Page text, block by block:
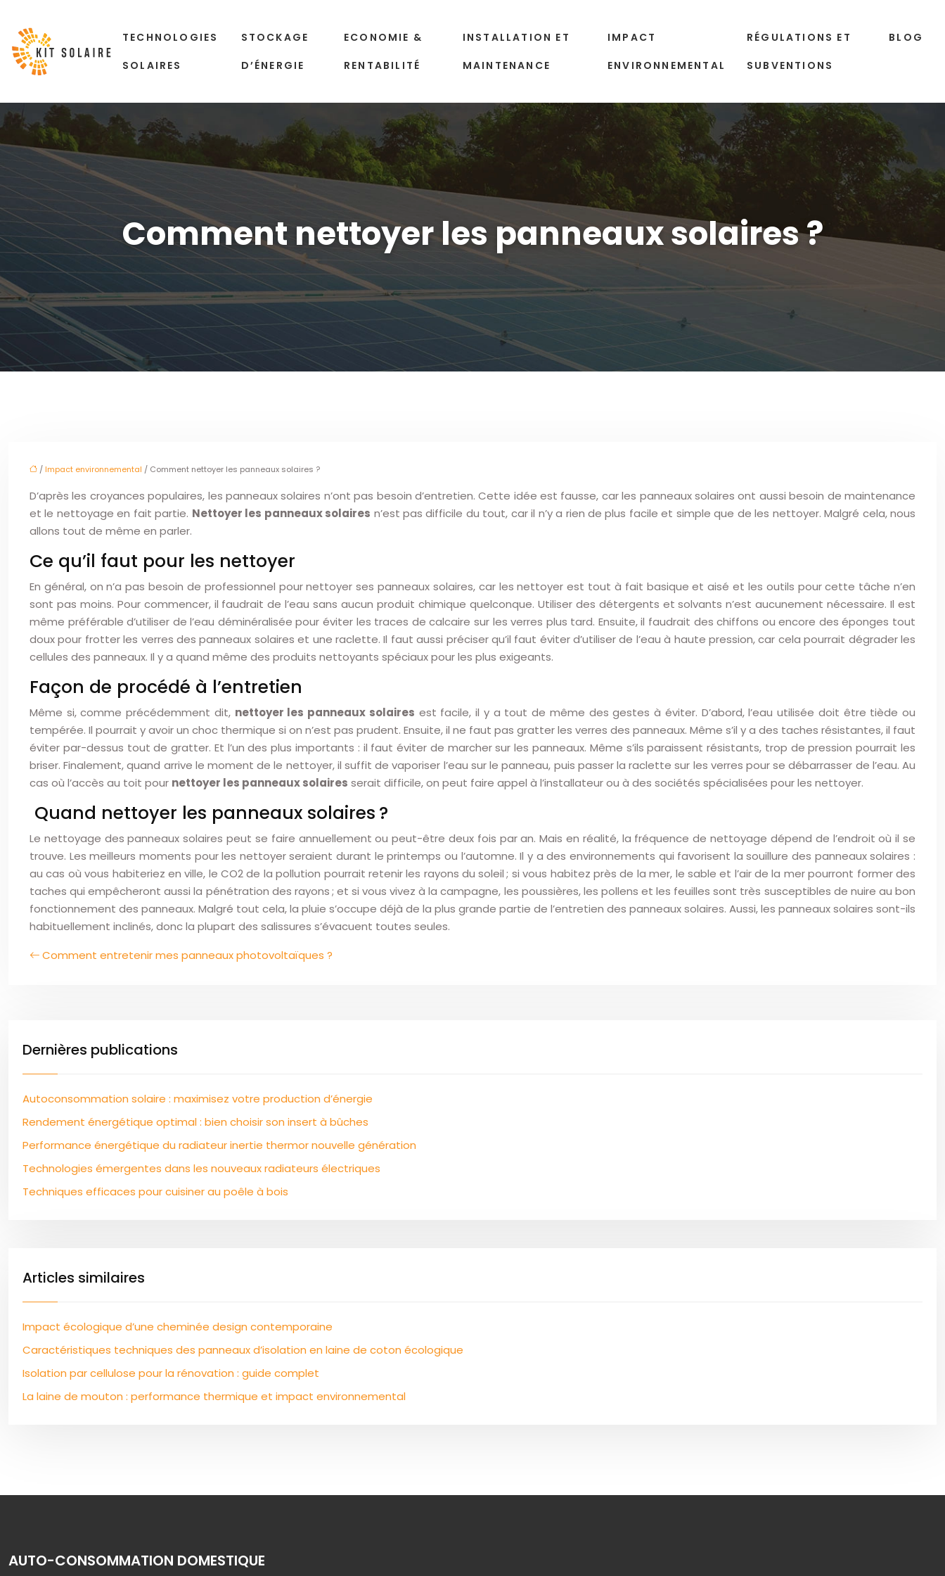
TECHNOLOGIES
SOLAIRES
STOCKAGE
D’ÉNERGIE
ECONOMIE &
RENTABILITÉ
INSTALLATION ET
MAINTENANCE
IMPACT
ENVIRONNEMENTAL
RÉGULATIONS ET
SUBVENTIONS
BLOG
Comment nettoyer les panneaux solaires ?
/ Impact environnemental / Comment nettoyer les panneaux solaires ?
D’après les croyances populaires, les panneaux solaires n’ont pas besoin d’entretien. Cette idée est fausse, car les panneaux solaires ont aussi besoin de maintenance
et le nettoyage en fait partie. Nettoyer les panneaux solaires n’est pas difficile du tout, car il n’y a rien de plus facile et simple que de les nettoyer. Malgré cela, nous
allons tout de même en parler.
Ce qu’il faut pour les nettoyer
En général, on n’a pas besoin de professionnel pour nettoyer ses panneaux solaires, car les nettoyer est tout à fait basique et aisé et les outils pour cette tâche n’en
sont pas moins. Pour commencer, il faudrait de l’eau sans aucun produit chimique quelconque. Utiliser des détergents et solvants n’est aucunement nécessaire. Il est
même préférable d’utiliser de l’eau déminéralisée pour éviter les traces de calcaire sur les verres plus tard. Ensuite, il faudrait des chiffons ou encore des éponges tout
doux pour frotter les verres des panneaux solaires et une raclette. Il faut aussi préciser qu’il faut éviter d’utiliser de l’eau à haute pression, car cela pourrait dégrader les
cellules des panneaux. Il y a quand même des produits nettoyants spéciaux pour les plus exigeants.
Façon de procédé à l’entretien
Même si, comme précédemment dit, nettoyer les panneaux solaires est facile, il y a tout de même des gestes à éviter. D’abord, l’eau utilisée doit être tiède ou
tempérée. Il pourrait y avoir un choc thermique si on n’est pas prudent. Ensuite, il ne faut pas gratter les verres des panneaux. Même s’il y a des taches résistantes, il faut
éviter par-dessus tout de gratter. Et l’un des plus importants : il faut éviter de marcher sur les panneaux. Même s’ils paraissent résistants, trop de pression pourrait les
briser. Finalement, quand arrive le moment de le nettoyer, il suffit de vaporiser l’eau sur le panneau, puis passer la raclette sur les verres pour se débarrasser de l’eau. Au
cas où l’accès au toit pour nettoyer les panneaux solaires serait difficile, on peut faire appel à l’installateur ou à des sociétés spécialisées pour les nettoyer.
Quand nettoyer les panneaux solaires ?
Le nettoyage des panneaux solaires peut se faire annuellement ou peut-être deux fois par an. Mais en réalité, la fréquence de nettoyage dépend de l’endroit où il se
trouve. Les meilleurs moments pour les nettoyer seraient durant le printemps ou l’automne. Il y a des environnements qui favorisent la souillure des panneaux solaires :
au cas où vous habiteriez en ville, le CO2 de la pollution pourrait retenir les rayons du soleil ; si vous habitez près de la mer, le sable et l’air de la mer pourront former des
taches qui empêcheront aussi la pénétration des rayons ; et si vous vivez à la campagne, les poussières, les pollens et les feuilles sont très susceptibles de nuire au bon
fonctionnement des panneaux. Malgré tout cela, la pluie s’occupe déjà de la plus grande partie de l’entretien des panneaux solaires. Aussi, les panneaux solaires sont-ils
habituellement inclinés, donc la plupart des salissures s’évacuent toutes seules.
Comment entretenir mes panneaux photovoltaïques ?
Dernières publications
Autoconsommation solaire : maximisez votre production d’énergie
Rendement énergétique optimal : bien choisir son insert à bûches
Performance énergétique du radiateur inertie thermor nouvelle génération
Technologies émergentes dans les nouveaux radiateurs électriques
Techniques efficaces pour cuisiner au poêle à bois
Articles similaires
Impact écologique d’une cheminée design contemporaine
Caractéristiques techniques des panneaux d’isolation en laine de coton écologique
Isolation par cellulose pour la rénovation : guide complet
La laine de mouton : performance thermique et impact environnemental
AUTO-CONSOMMATION DOMESTIQUE